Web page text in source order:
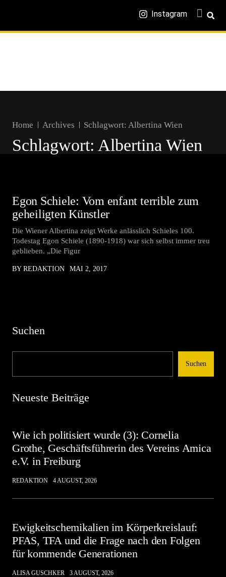
Instagram
Home Archives Schlagwort: Albertina Wien
Schlagwort: Albertina Wien
Egon Schiele: Vom enfant terrible zum
geheiligten Künstler
Die Wiener Albertina zeigt Werke anlässlich Schieles 100.
Todestag Egon Schiele (1890-1918) war sich selbst immer treu
geblieben. „Die Figur
BY REDAKTION MAI 2, 2017
Suchen
Suchen
Neueste Beiträge
Wie ich politisiert wurde (3): Cornelia
Grothe, Geschäftsführerin des Vereins Amica
e.V. in Freiburg
REDAKTION 4 AUGUST, 2026
Ewigkeitschemikalien im Körperkreislauf:
PFAS, TFA und die Frage nach den Folgen
für kommende Generationen
ALISA GUSCHKER 3 AUGUST, 2026